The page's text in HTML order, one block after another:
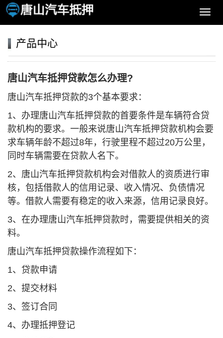
导
产品中心
唐山汽车抵押贷款怎么办理?
唐山汽车抵押贷款的3个基本要求：
1、办理唐山汽车抵押贷款的首要条件是车辆符合贷
款机构的要求。一般来说唐山汽车抵押贷款机构会要
求车辆年龄不超过8年，行驶里程不超过20万公里，
同时车辆需要在贷款人名下。
2、唐山汽车抵押贷款机构会对借款人的资质进行审
核，包括借款人的信用记录、收入情况、负债情况
等。借款人需要有稳定的收入来源，信用记录良好。
3、在办理唐山汽车抵押贷款时，需要提供相关的资
料。
唐山汽车抵押贷款操作流程如下：
1、贷款申请
2、提交材料
3、签订合同
4、办理抵押登记